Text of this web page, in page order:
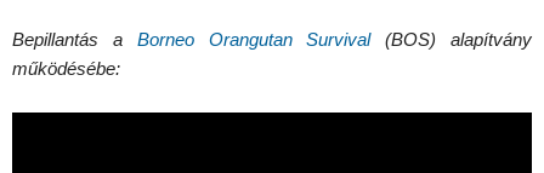
Bepillantás a Borneo Orangutan Survival(BOS) alapítvány
működésébe: